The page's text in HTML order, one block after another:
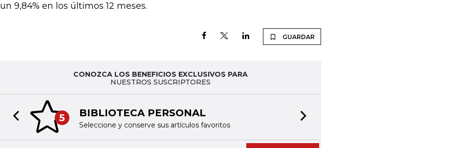
un 9,84% en los últimos 12 meses.
GUARDAR
CONOZCA LOS BENEFICIOS EXCLUSIVOS PARA
NUESTROS SUSCRIPTORES
5 BIBLIOTECA PERSONAL
Seleccione y conserve sus artículos favoritos
Previous slide